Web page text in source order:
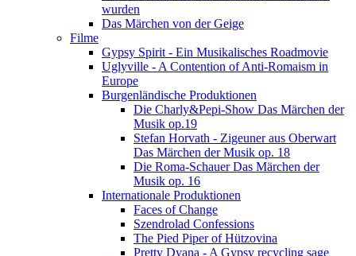
wurden
Das Märchen von der Geige
Filme
Gypsy Spirit - Ein Musikalisches Roadmovie
Uglyville - A Contention of Anti-Romaism in
Europe
Burgenländische Produktionen
Die Charly&Pepi-Show Das Märchen der
Musik op.19
Stefan Horvath - Zigeuner aus Oberwart
Das Märchen der Musik op. 18
Die Roma-Schauer Das Märchen der
Musik op. 16
Internationale Produktionen
Faces of Change
Szendrolad Confessions
The Pied Piper of Hützovina
Pretty Dyana - A Gypsy recycling sage